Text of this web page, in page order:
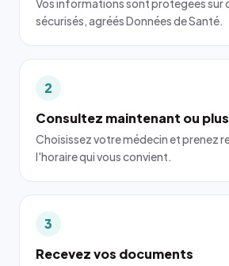
Vos informations sont protégées sur
sécurisés, agréés Données de Santé.
2
Consultez maintenant ou
Choisissez votre médecin et prenez
l'horaire qui vous convient.
3
Recevez vos documents